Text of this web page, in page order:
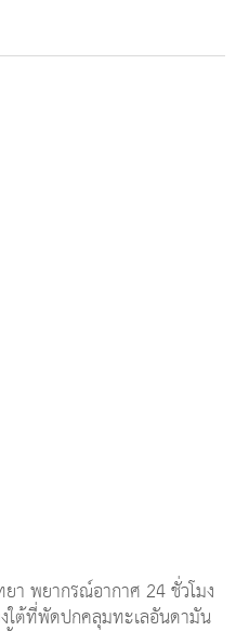
พยากรณ์อากาศ 24 ชั่วโมง
ใต้ที่พัดปกคลุมทะเลอันดามัน